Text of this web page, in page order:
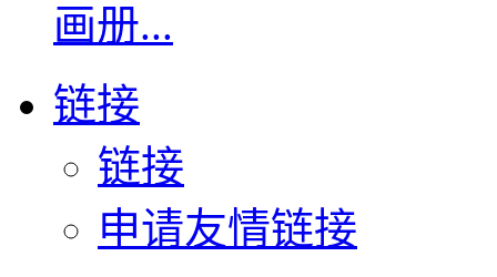
画册...
链接
链接
申请友情链接